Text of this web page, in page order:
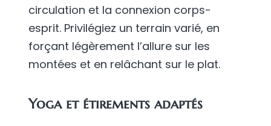
circulation et la connexion corps-
esprit. Privilégiez un terrain varié, en
forçant légèrement l’allure sur les
montées et en relâchant sur le plat.
Yoga et étirements adaptés